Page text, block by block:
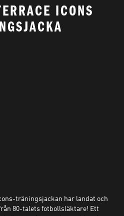
ICONS
träningsjackan har landat och
80-talets fotbollsläktare! Ett